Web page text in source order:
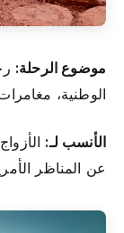
موضوع الرحلة:
الوطنية،
الأنسب لـ:
عن المناظر